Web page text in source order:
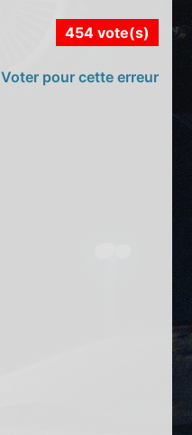
454 vote(s)
Voter pour cette erreur